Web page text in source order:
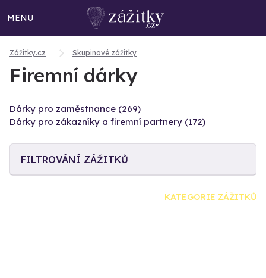
MENU
Zážitky.cz Skupinové zážitky
Firemní dárky
Dárky pro zaměstnance (269)
Dárky pro zákazníky a firemní partnery (172)
FILTROVÁNÍ ZÁŽITKŮ
KATEGORIE ZÁŽITKŮ